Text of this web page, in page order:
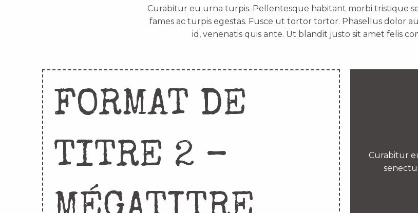
Curabitur eu urna turpis. Pellentesque habitant morbi tristique
fames ac turpis egestas. Fusce ut tortor tortor. Phasellus dolor
id, venenatis quis ante. Ut blandit justo sit amet felis
FORMAT DE
TITRE 2 –
Curabitur